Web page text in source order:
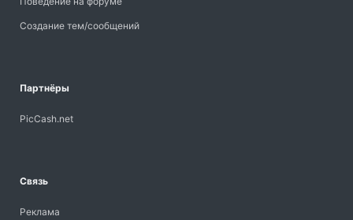
Создание тем/сообщений
Партнёры
PicCash.net
Связь
Реклама